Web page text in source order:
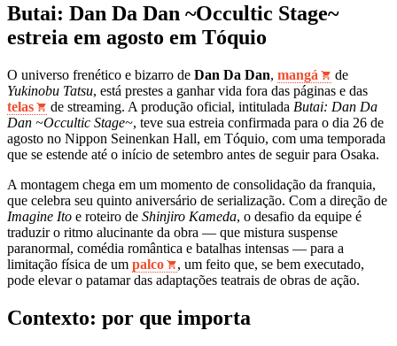
Butai: Dan Da Dan ~Occultic Stage~
estreia em agosto em Tóquio
O universo frenético e bizarro de Dan Da Dan, mangá
de
Yukinobu Tatsu, está prestes a ganhar vida fora das páginas e das
telas
de streaming. A produção oficial, intitulada Butai: Dan Da
Dan ~Occultic Stage~, teve sua estreia confirmada para o dia 26 de
agosto no Nippon Seinenkan Hall, em Tóquio, com uma temporada
que se estende até o início de setembro antes de seguir para Osaka.
A montagem chega em um momento de consolidação da franquia,
que celebra seu quinto aniversário de serialização. Com a direção de
Imagine Ito e roteiro de Shinjiro Kameda, o desafio da equipe é
traduzir o ritmo alucinante da obra — que mistura suspense
paranormal, comédia romântica e batalhas intensas — para a
limitação física de um palco
, um feito que, se bem executado,
pode elevar o patamar das adaptações teatrais de obras de ação.
Contexto: por que importa